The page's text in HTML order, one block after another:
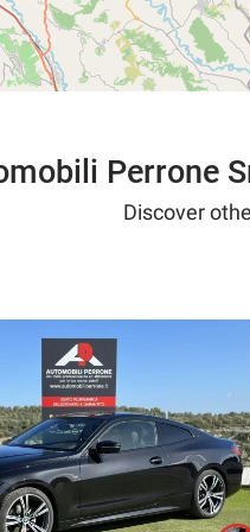
Perrone
Discover